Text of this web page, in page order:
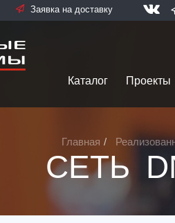
Заявка на доставку
Каталог Проекты
Главная
СЕТЬ